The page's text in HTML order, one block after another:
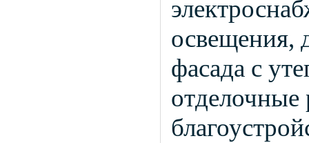
освещения,
фасада с
отделочные